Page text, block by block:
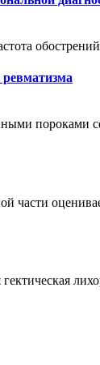
пороками
части